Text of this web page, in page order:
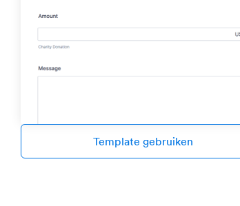
Template gebruiken